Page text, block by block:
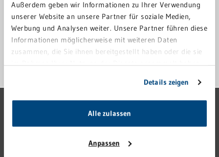
Außerdem geben wir Informationen zu Ihrer Verwendung
unserer Website an unsere Partner für soziale Medien,
Werbung und Analysen weiter. Unsere Partner führen diese
Informationen möglicherweise mit weiteren Daten
zusammen, die Sie ihnen bereitgestellt haben oder die sie
Details zeigen
Alle zulassen
Anpassen
Scheuerbergstraße 3
69412 Eberbach
GRN-VERBUND
GRN 4 FUTURE